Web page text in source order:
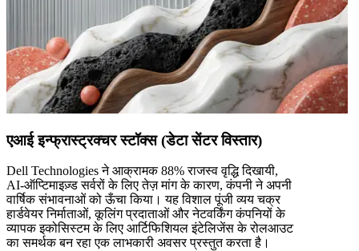
एआई इन्फ्रास्ट्रक्चर स्टॉक्स (डेटा सेंटर विस्तार)
Dell Technologies ने आक्रामक 88% राजस्व वृद्धि दिखायी,
AI-ऑप्टिमाइज़्ड सर्वरों के लिए तेज़ मांग के कारण, कंपनी ने अपनी
वार्षिक संभावनाओं को ऊँचा किया। यह विशाल पूंजी व्यय चक्र
हार्डवेयर निर्माताओं, कूलिंग प्रदाताओं और नेटवर्किंग कंपनियों के
व्यापक इकोसिस्टम के लिए आर्टिफिशियल इंटेलिजेंस के रोलआउट
का समर्थक बन रहा एक लाभकारी अवसर प्रस्तुत करता है।